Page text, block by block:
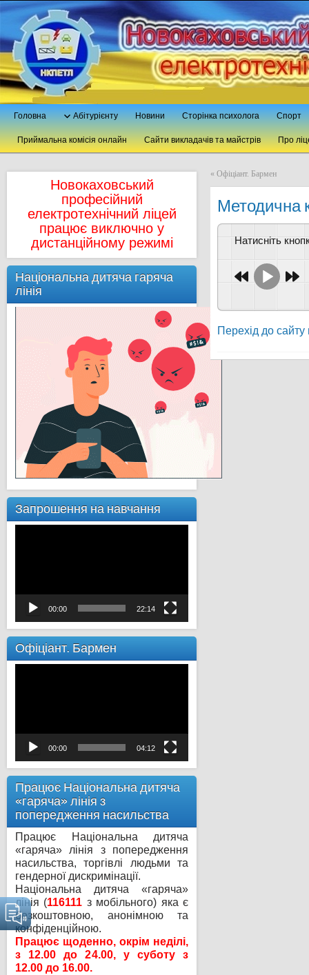
Головна Абітурієнту Новини Сторінка психолога Спорт
Приймальна комісія онлайн Сайти викладачів та майстрів Про
Новокаховський
професійний
електротехнічний ліцей
працює виключно у
дистанційному режимі
Національна дитяча гаряча
лінія
Запрошення на навчання
00:00 22:14
Офіціант. Бармен
00:00 04:12
Працює Національна дитяча
«гаряча» лінія з
попередження насильства
Працює Національна дитяча
«гаряча» лінія з попередження
насильства, торгівлі людьми та
гендерної дискримінації.
Національна дитяча «гаряча»
лінія (116111 з мобільного) яка є
безкоштовною, анонімною та
конфіденційною.
Працює щоденно, окрім неділі,
з 12.00 до 24.00, у суботу з
12.00 до 16.00.
« Офіціант. Бармен
Методична
Натисніть
Перехід до сайту